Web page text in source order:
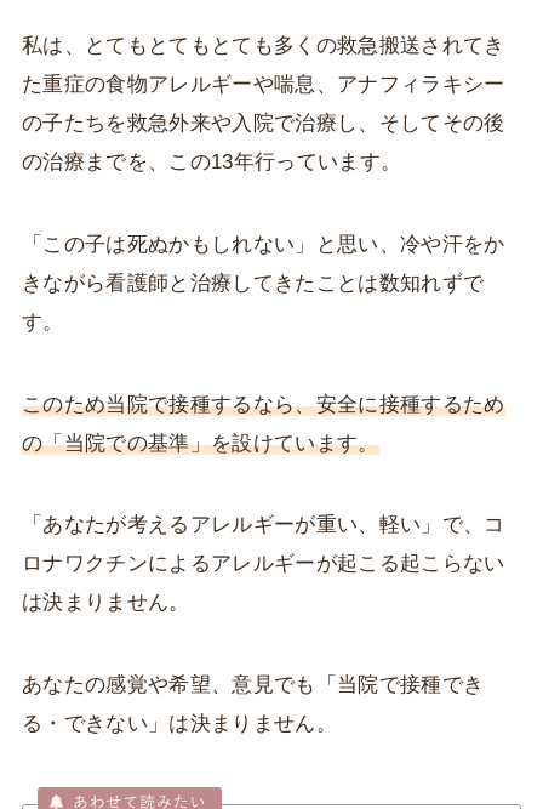
私は、とてもとてもとても多くの救急搬送されてき
た重症の食物アレルギーや喘息、アナフィラキシー
の子たちを救急外来や入院で治療し、そしてその後
の治療までを、この13年行っています。
「この子は死ぬかもしれない」と思い、冷や汗をか
きながら看護師と治療してきたことは数知れずで
す。
このため当院で接種するなら、安全に接種するため
の「当院での基準」を設けています。
「あなたが考えるアレルギーが重い、軽い」で、コ
ロナワクチンによるアレルギーが起こる起こらない
は決まりません。
あなたの感覚や希望、意見でも「当院で接種でき
る・できない」は決まりません。